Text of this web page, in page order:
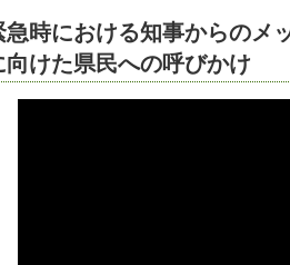
急時における知事からのメ
向けた県民への呼びかけ